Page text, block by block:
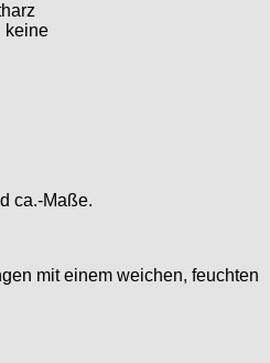
keine
ca.-Maße.
mit einem weichen, feuchten